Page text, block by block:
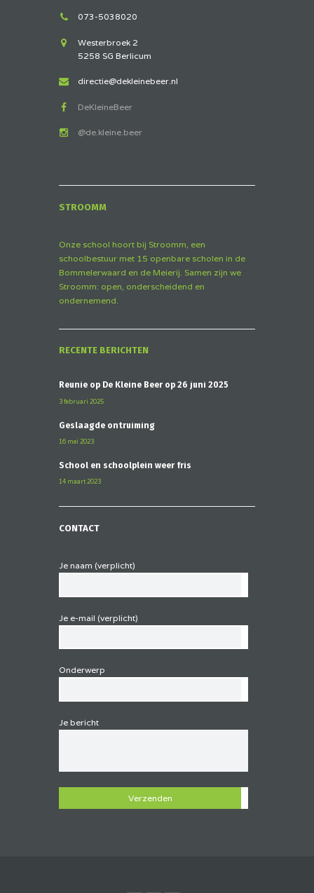
073-5038020
Westerbroek 2
5258 SG Berlicum
directie@dekleinebeer.nl
DeKleineBeer
@de.kleine.beer
STROOMM
Onze school hoort bij Stroomm, een
schoolbestuur met 15 openbare scholen in de
Bommelerwaard en de Meierij. Samen zijn we
Stroomm: open, onderscheidend en
ondernemend.
RECENTE BERICHTEN
Reünie op De Kleine Beer op 26 juni 2025
3 februari 2025
Geslaagde ontruiming
16 mei 2023
School en schoolplein weer fris
14 maart 2023
CONTACT
Je naam (verplicht)
Je e-mail (verplicht)
Onderwerp
Je bericht
l